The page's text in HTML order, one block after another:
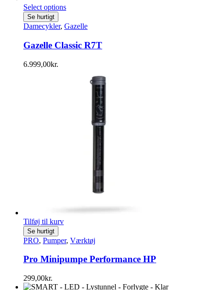
Select options
Se hurtigt
Damecykler, Gazelle
Gazelle Classic R7T
6.999,00kr.
Tilføj til kurv
Se hurtigt
PRO, Pumper, Værktøj
Pro Minipumpe Performance HP
299,00kr.